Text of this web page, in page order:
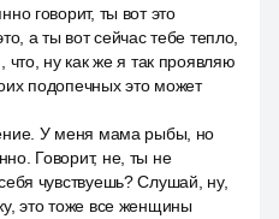
говорит, ты вот это
а ты вот сейчас тебе тепло,
что, ну как же я так проявляю
подопечных это может
У меня мама рыбы, но
Говорит, не, ты не
чувствуешь? Слушай, ну,
это тоже все женщины